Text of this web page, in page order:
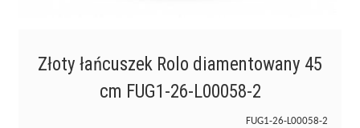
Złoty łańcuszek Rolo diamentowany 45
cm FUG1-26-L00058-2
FUG1-26-L00058-2